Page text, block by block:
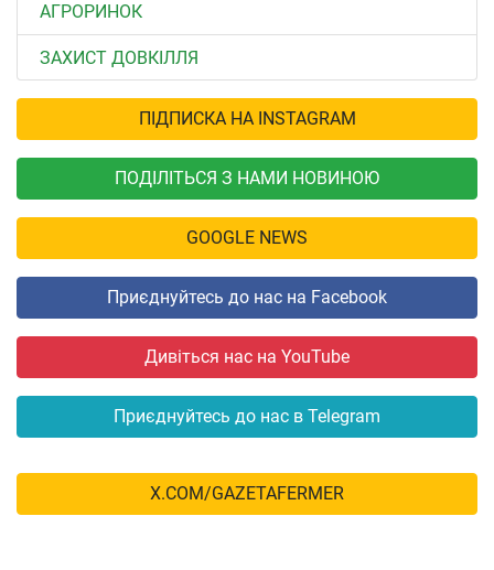
АГРОРИНОК
ЗАХИСТ ДОВКІЛЛЯ
ПІДПИСКА НА INSTAGRAM
ПОДІЛІТЬСЯ З НАМИ НОВИНОЮ
GOOGLE NEWS
Приєднуйтесь до нас на Facebook
Дивіться нас на YouTube
Приєднуйтесь до нас в Telegram
X.COM/GAZETAFERMER